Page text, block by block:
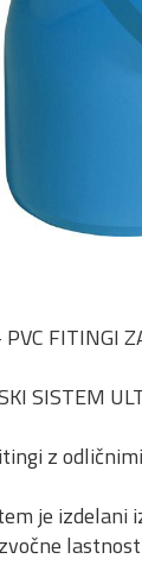
FITINGI
SISTEM
z
je izdelani